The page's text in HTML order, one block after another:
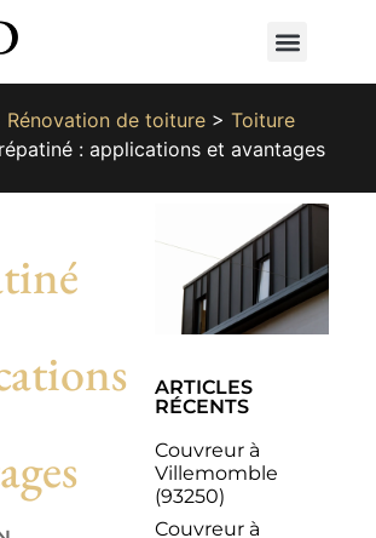
Rénovation de toiture> Toiture
: applications et avantages
ARTICLES
RÉCENTS
Couvreur à
Villemomble
(93250)
Couvreur à